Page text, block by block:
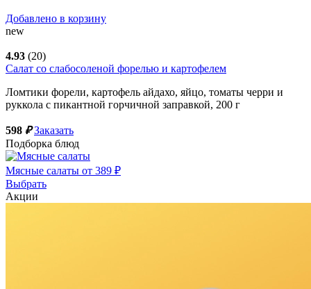
Добавлено в корзину
new
4.93 (20)
Салат со слабосоленой форелью и картофелем
Ломтики форели, картофель айдахо, яйцо, томаты черри и
руккола с пикантной горчичной заправкой, 200 г
598 ₽ Заказать
Подборка блюд
Мясные салаты от 389 ₽
Выбрать
Акции